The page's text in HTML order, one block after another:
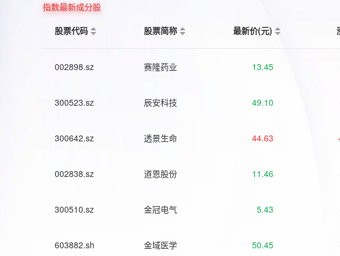
指数最新成分股
股票代码
股票简称 最新价(元)
002898.sz 赛隆药业 13.45
300523.sz 辰安科技 49.10
300642.sz 透景生命 44.63
002838.sz 道恩股份 11.46
300510.sz 金冠电气 5.43
603882.sh 金域医学 50.45